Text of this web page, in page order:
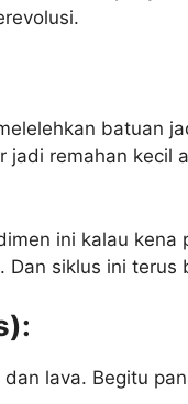
batuan
jadi remahan kecil
ini kalau
. Dan siklus ini terus
lava. Begitu